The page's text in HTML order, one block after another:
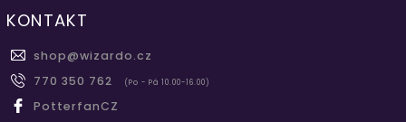
KONTAKT
shop@wizardo.cz
770 350 762
(Po - Pá 10.00-16.00)
PotterfanCZ